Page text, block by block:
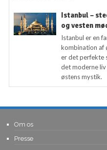
Istanbul –
og vesten
Istanbul er en
kombination af
er det perfekte
det moderne
østens mystik.
Om os
Presse